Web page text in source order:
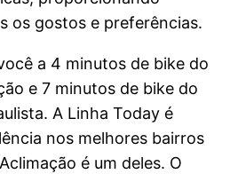
os gostos e preferências.
a 4 minutos de bike do
e 7 minutos de bike do
A Linha Today é
nos melhores bairros
é um deles. O